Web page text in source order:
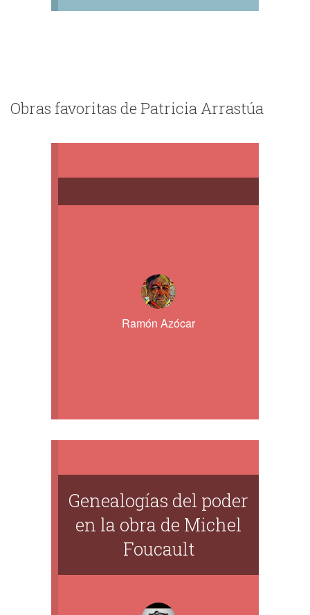
Obras favoritas de Patricia Arrastúa
Ramón Azócar
Genealogías del poder
en la obra de Michel
Foucault